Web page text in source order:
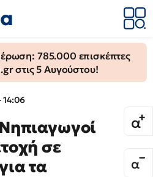
785.000 επισκέπτες
στις 5 Αυγούστου!
14:06
σε
τα